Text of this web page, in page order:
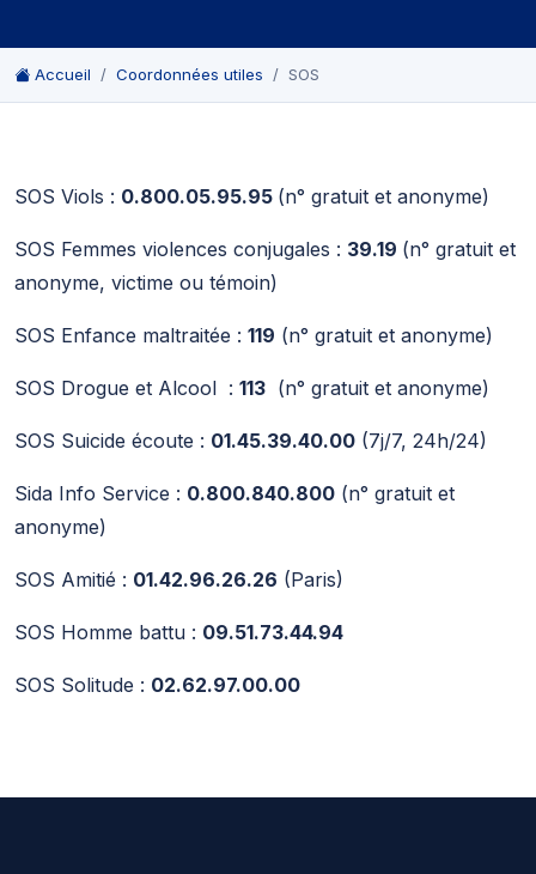
Accueil Coordonnées utiles SOS
SOS Viols : 0.800.05.95.95 (n° gratuit et anonyme)
SOS Femmes violences conjugales : 39.19 (n° gratuit et
anonyme, victime ou témoin)
SOS Enfance maltraitée : 119 (n° gratuit et anonyme)
SOS Drogue et Alcool : 113 (n° gratuit et anonyme)
SOS Suicide écoute : 01.45.39.40.00 (7j/7, 24h/24)
Sida Info Service : 0.800.840.800 (n° gratuit et
anonyme)
SOS Amitié : 01.42.96.26.26 (Paris)
SOS Homme battu : 09.51.73.44.94
SOS Solitude : 02.62.97.00.00